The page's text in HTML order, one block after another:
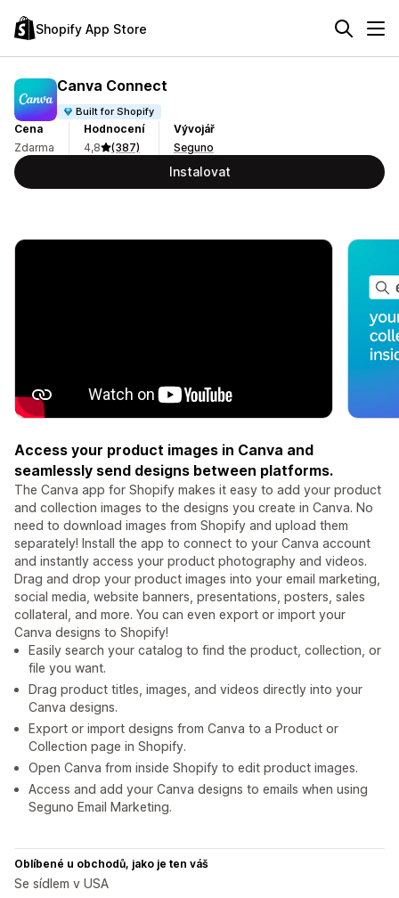
Shopify App Store
Canva Connect
Built for Shopify
Cena
Zdarma
Hodnocení
4,8
(387)
Vývojář
Seguno
Instalovat
Access your product images in Canva and
seamlessly send designs between platforms.
The Canva app for Shopify makes it easy to add your product
and collection images to the designs you create in Canva. No
need to download images from Shopify and upload them
separately! Install the app to connect to your Canva account
and instantly access your product photography and videos.
Drag and drop your product images into your email marketing,
social media, website banners, presentations, posters, sales
collateral, and more. You can even export or import your
Canva designs to Shopify!
Easily search your catalog to find the product, collection, or
file you want.
Drag product titles, images, and videos directly into your
Canva designs.
Export or import designs from Canva to a Product or
Collection page in Shopify.
Open Canva from inside Shopify to edit product images.
Access and add your Canva designs to emails when using
Seguno Email Marketing.
Oblíbené u obchodů, jako je ten váš
Se sídlem v USA